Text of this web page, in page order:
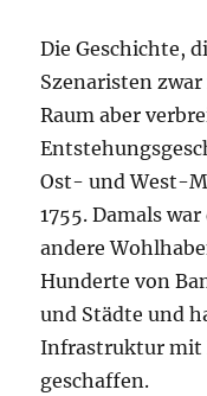
Die Geschichte,
Szenaristen
Raum aber
Ost- und West-
1755. Damals
andere
Hunderte von
und Städte und
Infrastruktur mit
geschaffen.